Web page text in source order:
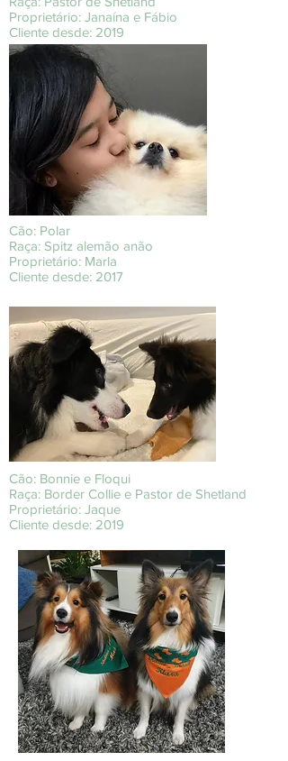
Cão: Polar
Raça: Spitz alemão anão
Proprietário: Marla
Cliente desde: 2017
Proprietário: Janaína e Fábio
Cliente desde: 2019
Cão: Bonnie e Floqui
Raça: Border Collie e Pastor de Shetland
Proprietário: Jaque
Cliente desde: 2019